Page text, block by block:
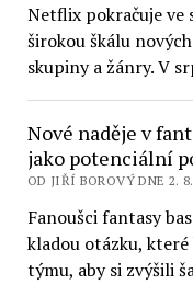
Netflix pokračuje ve
širokou škálu
skupiny a žánry. V
Nové naděje v
jako potenciální
OD JIŘÍ BOROVÝ DNE 2.
Fanoušci fantasy
kladou otázku,
týmu, aby si zvýšili